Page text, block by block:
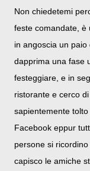
Non chiedetemi
feste comandate, è
in angoscia un
dapprima una fase
festeggiare, e in
ristorante e cerco
sapientemente
Facebook eppur
persone si
capisco le amiche